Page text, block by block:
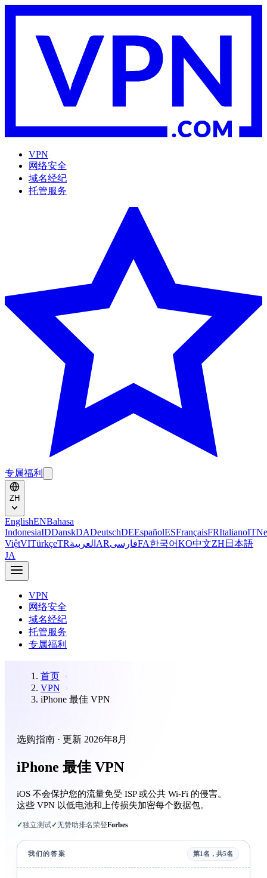
VPN
网络安全
域名经纪
托管服务
专属福利
ZH
EnglishENBahasa
IndonesiaIDDanskDADeutschDEEspañolESFrançaisFRItalianoIT
ViệtVITürkçeTRالعربية ARفارسیFA한국어KO中文ZH 日本語
JA
VPN
网络安全
域名经纪
托管服务
专属福利
首页
VPN
iPhone 最佳 VPN
选购指南 · 更新 2026年8月
iPhone 最佳 VPN
iOS 不会保护您的流量免受 ISP 或公共 Wi-Fi 的侵害。
这些 VPN 以低电池和上传损失加密每个数据包。
✓独立测试✓无赞助排名荣登Forbes
我们的答案 第1名，共5名